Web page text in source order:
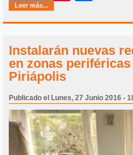
Leer más...
Instalarán nuevas
en zonas
Piriápolis
Publicado el Lunes, 27 Junio 2016 -